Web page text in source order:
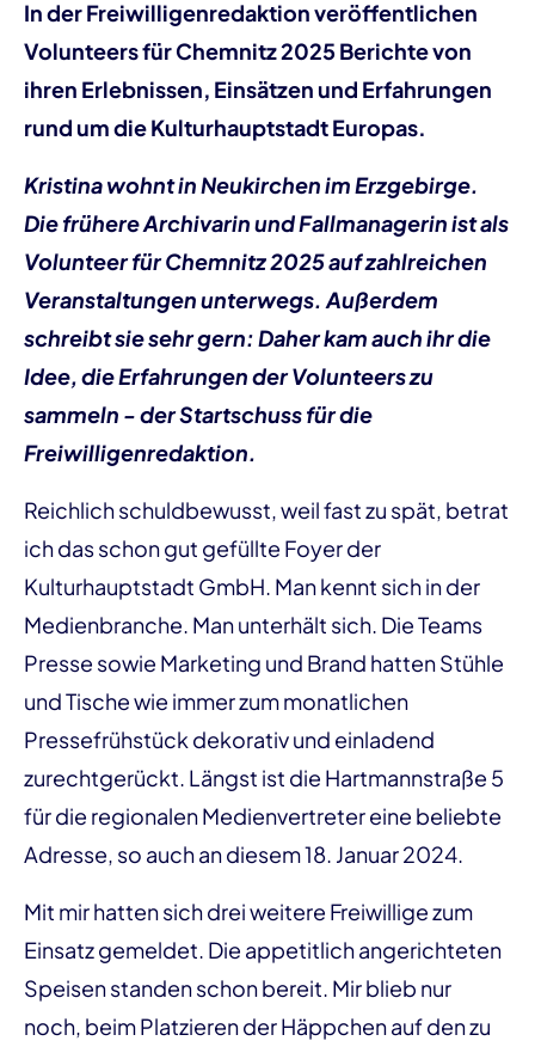
In der Freiwilligenredaktion veröffentlichen
Volunteers für Chemnitz 2025 Berichte von
ihren Erlebnissen, Einsätzen und Erfahrungen
rund um die Kulturhauptstadt Europas.
Kristina wohnt in Neukirchen im Erzgebirge.
Die frühere Archivarin und Fallmanagerin ist als
Volunteer für Chemnitz 2025 auf zahlreichen
Veranstaltungen unterwegs. Außerdem
schreibt sie sehr gern: Daher kam auch ihr die
Idee, die Erfahrungen der Volunteers zu
sammeln - der Startschuss für die
Freiwilligenredaktion.
Reichlich schuldbewusst, weil fast zu spät, betrat
ich das schon gut gefüllte Foyer der
Kulturhauptstadt GmbH. Man kennt sich in der
Medienbranche. Man unterhält sich. Die Teams
Presse sowie Marketing und Brand hatten Stühle
und Tische wie immer zum monatlichen
Pressefrühstück dekorativ und einladend
zurechtgerückt. Längst ist die Hartmannstraße 5
für die regionalen Medienvertreter eine beliebte
Adresse, so auch an diesem 18. Januar 2024.
Mit mir hatten sich drei weitere Freiwillige zum
Einsatz gemeldet. Die appetitlich angerichteten
Speisen standen schon bereit. Mir blieb nur
noch, beim Platzieren der Häppchen auf den zu